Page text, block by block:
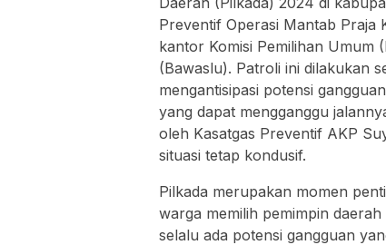
Preventif Operasi Mantab
kantor Komisi Pemilihan Umum
(Bawaslu). Patroli ini dilakukan
mengantisipasi potensi
yang dapat mengganggu
oleh Kasatgas Preventif AKP
situasi tetap kondusif.
Pilkada merupakan momen
warga memilih pemimpin
selalu ada potensi gangguan